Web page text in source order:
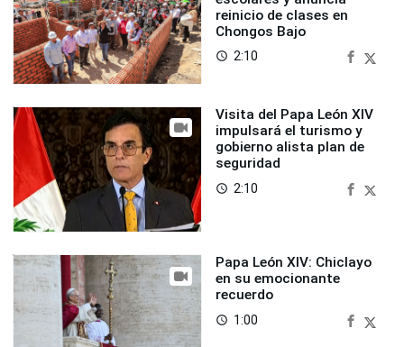
reinicio de clases en
Chongos Bajo
access_time 2:10
Visita del Papa León XIV
impulsará el turismo y
gobierno alista plan de
seguridad
access_time 2:10
Papa León XIV: Chiclayo
en su emocionante
recuerdo
access_time 1:00